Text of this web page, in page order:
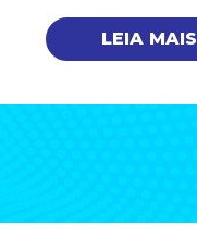
LEIA MAIS